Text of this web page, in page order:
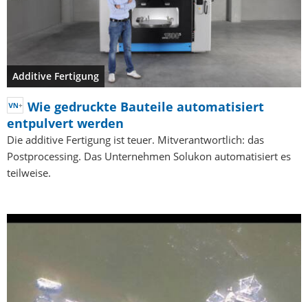
Additive Fertigung
Wie gedruckte Bauteile automatisiert
entpulvert werden
Die additive Fertigung ist teuer. Mitverantwortlich: das
Postprocessing. Das Unternehmen Solukon automatisiert es
teilweise.